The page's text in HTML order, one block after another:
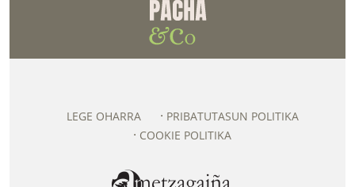
LEGE OHARRA
PRIBATUTASUN POLITIKA
COOKIE POLITIKA